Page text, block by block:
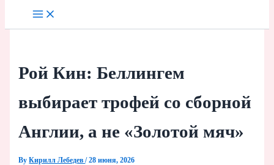
Рой Кин: Беллингем
выбирает трофей со сборной
Англии, а не «Золотой мяч»
ByКирилл Лебедев/28 июня, 2026